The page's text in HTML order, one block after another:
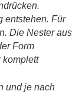
entstehen. Für
Die Nester aus
Form
komplett
und je nach